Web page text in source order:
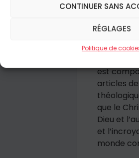
CONTINUER SANS
RÉGLAGES
Politique de
1933.
est au
est
articles
que le
Dieu et
et
monde